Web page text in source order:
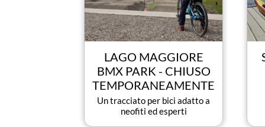
LAGO MAGGIORE
BMX PARK - CHIUSO
TEMPORANEAMENTE
Un tracciato per bici adatto a
neofiti ed esperti